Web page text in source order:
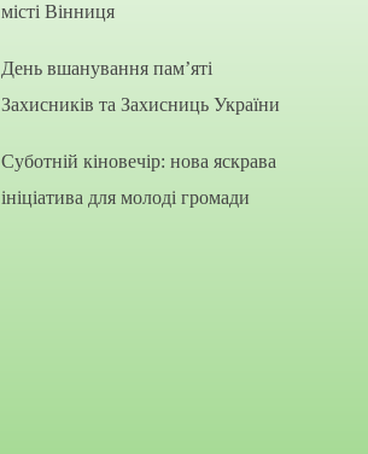
місті Вінниця
День вшанування пам’яті
Захисників та Захисниць України
Суботній кіновечір: нова яскрава
ініціатива для молоді громади